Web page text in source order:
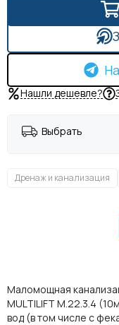
Нашли дешевле?
Выбрать
Дренаж и канализация
Маломощная
MULTILIFT M.22.3.4
вод (в том числе с